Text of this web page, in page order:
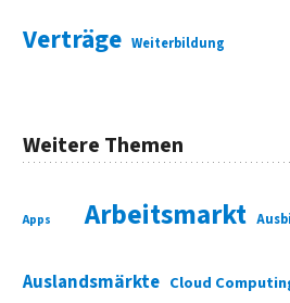
Verträge Weiterbildung
Weitere Themen
Apps Arbeitsmarkt
Auslandsmärkte Cloud